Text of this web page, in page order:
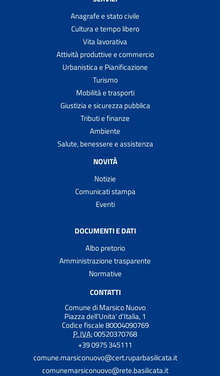
Anagrafe e stato civile
Cultura e tempo libero
Vita lavorativa
Attività produttive e commercio
Urbanistica e Pianificazione
Turismo
Mobilità e trasporti
Giustizia e sicurezza pubblica
Tributi e finanze
Ambiente
Salute, benessere e assistenza
NOVITÀ
Notizie
Comunicati stampa
Eventi
DOCUMENTI E DATI
Albo pretorio
Amministrazione trasparente
Normative
CONTATTI
Comune di Marsico Nuovo
Piazza dell'Unita' d'Italia, 1
Codice fiscale 80004090769
P. IVA:00520370768
+39 0975 345111
comune.marsiconuovo@cert.ruparbasilicata.it
comunemarsiconuovo@rete.basilicata.it